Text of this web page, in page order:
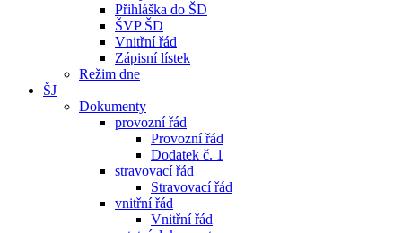
Přihláška do ŠD
ŠVP ŠD
Vnitřní řád
Zápisní lístek
Režim dne
ŠJ
Dokumenty
provozní řád
Provozní řád
Dodatek č. 1
stravovací řád
Stravovací řád
vnitřní řád
Vnitřní řád